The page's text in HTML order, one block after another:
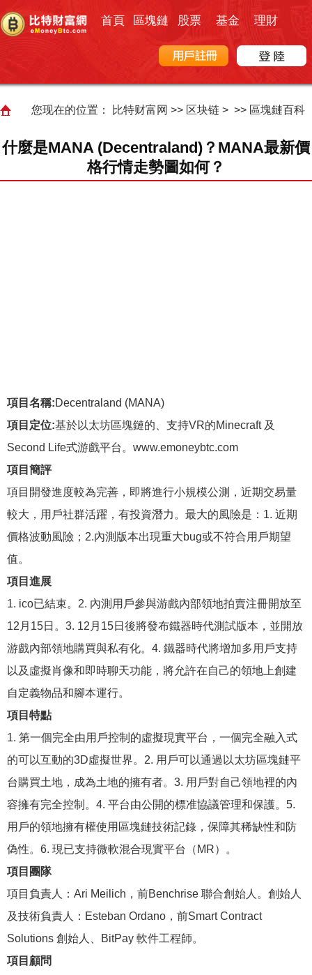
首頁 區塊鏈 股票 基金 理財
您现在的位置： 比特财富网 >> 区块链> >> 區塊鏈百科
什麼是MANA (Decentraland)？MANA最新價
格行情走勢圖如何？
項目名稱:Decentraland (MANA)
項目定位:基於以太坊區塊鏈的、支持VR的Minecraft 及
Second Life式游戲平台。www.emoneybtc.com
項目簡評
項目開發進度較為完善，即將進行小規模公測，近期交易量
較大，用戶社群活躍，有投資潛力。最大的風險是：1. 近期
價格波動風險；2.內測版本出現重大bug或不符合用戶期望
值。
項目進展
1. ico已結束。2. 內測用戶參與游戲內部領地拍賣注冊開放至
12月15日。3. 12月15日後將發布鐵器時代測試版本，並開放
游戲內部領地購買與私有化。4. 鐵器時代將增加多用戶支持
以及虛擬肖像和即時聊天功能，將允許在自己的領地上創建
自定義物品和腳本運行。
項目特點
1. 第一個完全由用戶控制的虛擬現實平台，一個完全融入式
的可以互動的3D虛擬世界。2. 用戶可以通過以太坊區塊鏈平
台購買土地，成為土地的擁有者。3. 用戶對自己領地裡的內
容擁有完全控制。4. 平台由公開的標准協議管理和保護。5.
用戶的領地擁有權使用區塊鏈技術記錄，保障其稀缺性和防
偽性。6. 現已支持微軟混合現實平台（MR）。
項目團隊
項目負責人：Ari Meilich，前Benchrise 聯合創始人。創始人
及技術負責人：Esteban Ordano，前Smart Contract
Solutions 創始人、BitPay 軟件工程師。
項目顧問